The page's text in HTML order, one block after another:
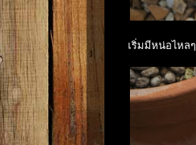
เริ่มมีหน่อไหลๆ